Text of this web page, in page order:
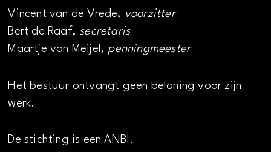
Vincent van de Vrede, voorzitter
Bert de Raaf, secretaris
Maartje van Meijel, penningmeester
Het bestuur ontvangt geen beloning voor zijn
werk.
De stichting is een ANBI.